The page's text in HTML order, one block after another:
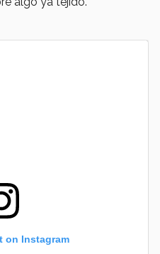
on Instagram